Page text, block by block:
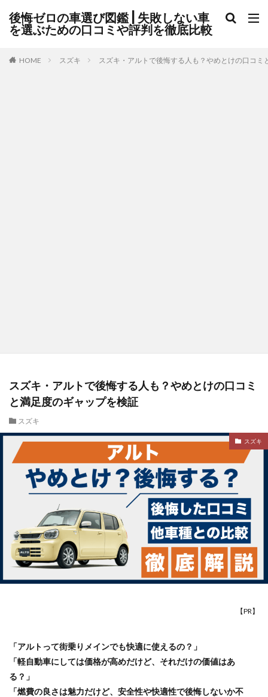
後悔ゼロの車選び図鑑 | 失敗しない車
を選ぶための口コミや評判を徹底比較
HOME スズキ スズキ・アルトで後悔する人も？やめとけの口コミ
スズキ・アルトで後悔する人も？やめとけの口コミ
と満足度のギャップを検証
スズキ
スズキ
【PR】
「アルトって街乗りメインでも快適に使えるの？」
「軽自動車にしては価格が高めだけど、それだけの価値はあ
る？」
「燃費の良さは魅力だけど、安全性や快適性で後悔しないか不